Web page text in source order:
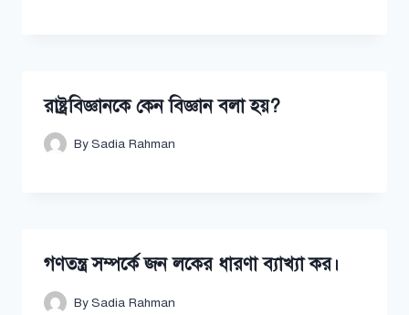
রাষ্ট্রবিজ্ঞানকে কেন বিজ্ঞান বলা হয়?
BySadia Rahman
গণতন্ত্র সম্পর্কে জন লকের ধারণা ব্যাখ্যা কর।
BySadia Rahman